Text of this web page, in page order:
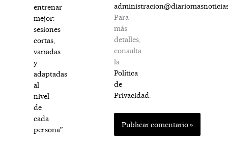
entrenar
mejor:
sesiones
cortas,
variadas
y
adaptadas
al
nivel
de
cada
persona”.
Para
más
detalles,
consulta
la
Política
de
Privacidad